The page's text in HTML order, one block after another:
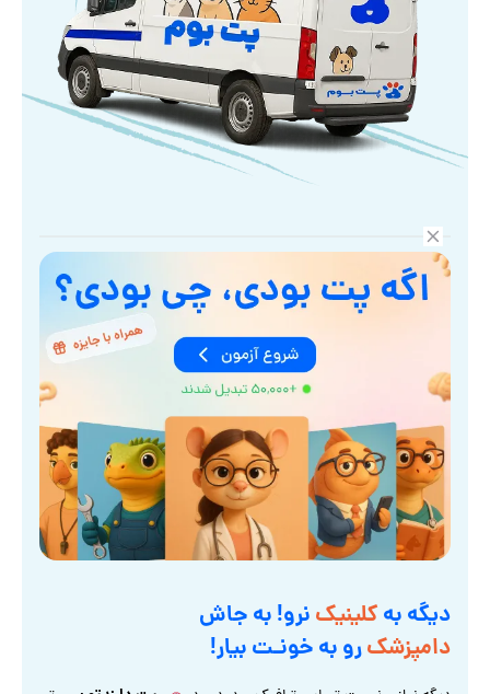
دیگه بهکلینیکنرو! به جاش
دامپزشکرو به خونـت بیار!